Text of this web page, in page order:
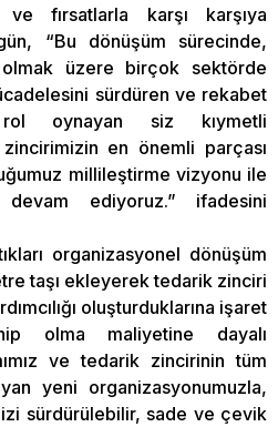
fırsatlarla karşı karşıya
“Bu dönüşüm sürecinde,
üzere birçok sektörde
sürdüren ve rekabet
oynayan siz kıymetli
en önemli parçası
millileştirme vizyonu ile
ediyoruz.” ifadesini
organizasyonel dönüşüm
taşı ekleyerek tedarik zinciri
oluşturduklarına işaret
olma maliyetine dayalı
ve tedarik zincirinin tüm
yeni organizasyonumuzla,
sürdürülebilir, sade ve çevik